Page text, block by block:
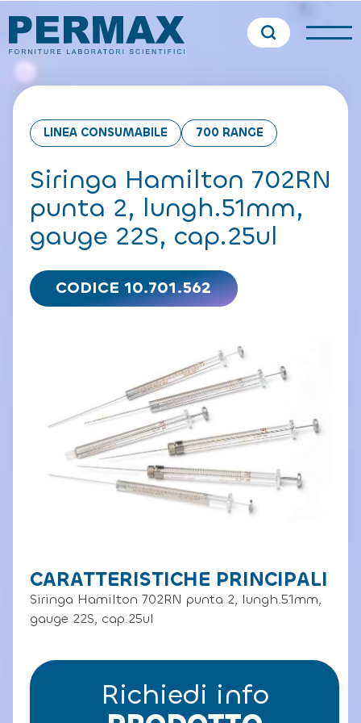
LINEA CONSUMABILE 700 RANGE
Siringa Hamilton 702RN
punta 2, lungh.51mm,
gauge 22S, cap.25ul
CODICE 10.701.562
CARATTERISTICHE PRINCIPALI
Siringa Hamilton 702RN punta 2, lungh.51mm,
gauge 22S, cap.25ul
Richiedi info